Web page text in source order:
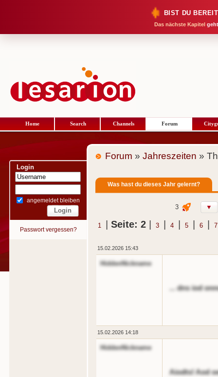
BIST DU
Das nächste Kapitel
Home Search Channels Forum
Login
angemeldet bleiben
Passwort vergessen?
Forum » Jahreszeiten »
Was hast du dieses Jahr gelernt?
▼
3
1 Seite: 2 3 4 5 6 7
15.02.2026 15:43
HiddenNickname
... dns iod
15.02.2026 14:18
HiddenNickname
Aiodts! Aod